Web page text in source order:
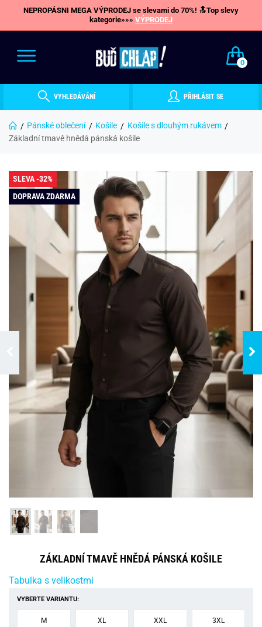
NEPROPÁSNI MEGA VÝPRODEJ se slevami do 70%! 🔝Top slevy
kategorie»»» VÝPRODEJ
0
VYHLEDÁVÁNÍ PŘIHLÁSIT SE
Pánské oblečení Košile
Košile s dlouhým rukávem
Základní tmavě hnědá pánská košile
SLEVA -32%
DOPRAVA ZDARMA
ZÁKLADNÍ TMAVĚ HNĚDÁ PÁNSKÁ KOŠILE
Tabulka s velikostmi
VYBERTE VARIANTU:
M XL XXL 3XL